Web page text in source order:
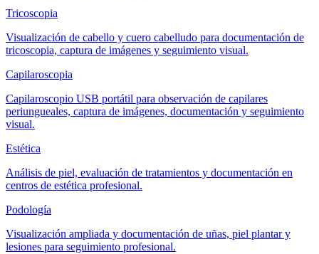
Tricoscopia
Visualización de cabello y cuero cabelludo para documentación de
tricoscopia, captura de imágenes y seguimiento visual.
Capilaroscopia
Capilaroscopio USB portátil para observación de capilares
periungueales, captura de imágenes, documentación y seguimiento
visual.
Estética
Análisis de piel, evaluación de tratamientos y documentación en
centros de estética profesional.
Podología
Visualización ampliada y documentación de uñas, piel plantar y
lesiones para seguimiento profesional.